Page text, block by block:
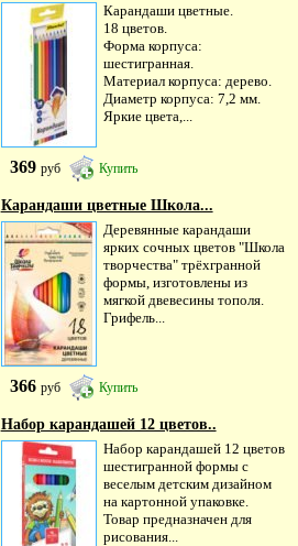
Карандаши цветные.
18 цветов.
Форма корпуса:
шестигранная.
Материал корпуса: дерево.
Диаметр корпуса: 7,2 мм.
Яркие цвета,...
369 руб Купить
Карандаши цветные Школа...
Деревянные карандаши
ярких сочных цветов "Школа
творчества" трёхгранной
формы, изготовлены из
мягкой двевесины тополя.
Грифель...
366 руб Купить
Набор карандашей 12 цветов..
Набор карандашей 12 цветов
шестигранной формы с
веселым детским дизайном
на картонной упаковке.
Товар предназначен для
рисования...